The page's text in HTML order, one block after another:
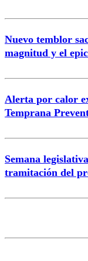
Nuevo temblor
magnitud y el
Alerta por calor
Temprana
Semana
tramitación del